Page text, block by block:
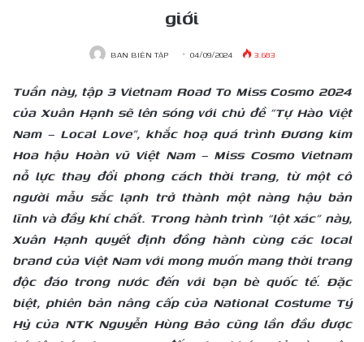
giới
BAN BIÊN TẬP 04/09/2024 3.683
Tuần này, tập 3 Vietnam Road To Miss Cosmo 2024
của Xuân Hạnh sẽ lên sóng với chủ đề “Tự Hào Việt
Nam – Local Love”, khắc hoạ quá trình Đương kim
Hoa hậu Hoàn vũ Việt Nam – Miss Cosmo Vietnam
nỗ lực thay đổi phong cách thời trang, từ một cô
người mẫu sắc lạnh trở thành một nàng hậu bản
lĩnh và đầy khí chất. Trong hành trình “lột xác” này,
Xuân Hạnh quyết định đồng hành cùng các local
brand của Việt Nam với mong muốn mang thời trang
độc đáo trong nước đến với bạn bè quốc tế. Đặc
biệt, phiên bản nâng cấp của National Costume Tý
Hỷ của NTK Nguyễn Hùng Bảo cũng lần đầu được